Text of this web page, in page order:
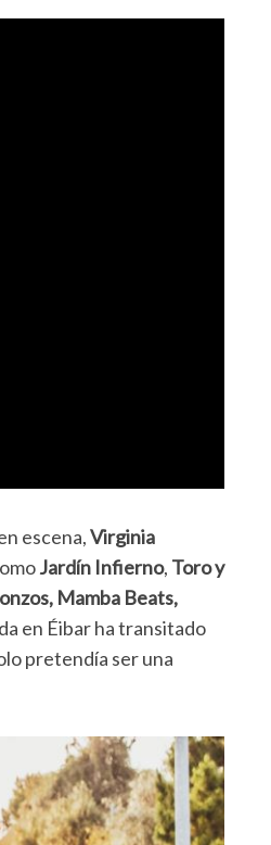
escena,Virginia
Jardín Infierno, Toro y
Mamba Beats,
en Éibar ha transitado
pretendía ser una